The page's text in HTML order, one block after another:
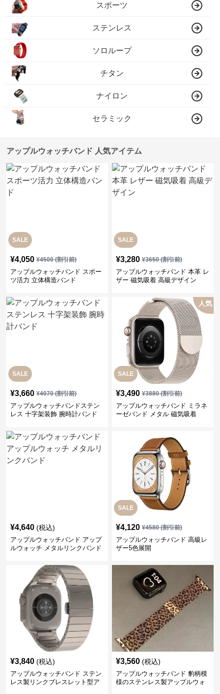
スポーツ
ステンレス
ソロループ
チタン
ナイロン
セラミック
アップルウォッチバンド 人気アイテム
SALE
¥4,050 ¥4500(割引前)
アップルウォッチバンド スポー
ツ活力 立体構造バンド
SALE
¥3,280 ¥3650(割引前)
アップルウォッチバンド 本革 レ
ザー 磁気吸着 高級デザイン
SALE
¥3,660 ¥4070(割引前)
アップルウォッチバンドステン
レス 十字架装飾 腕時計バンド
SALE
人気
¥3,490 ¥3880(割引前)
アップルウォッチバンド ミラネ
ーゼバンド メタル 磁気吸着
¥4,640 (税込)
アップルウォッチバンド アップ
ルウォッチ メタルリンクバンド
SALE
¥4,120 ¥4580(割引前)
アップルウォッチバンド 高級レ
ザー5色展開
¥3,840 (税込)
アップルウォッチバンド ステン
レス製リンクブレスレット型ア
¥3,560 (税込)
アップルウォッチバンド 豹柄模
様のステンレス製アップルウォ